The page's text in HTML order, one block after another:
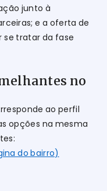
junto à
e a oferta de
se tratar da fase
no
ao perfil
opções na mesma
do bairro)